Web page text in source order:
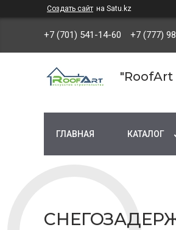
Создать сайт на Satu.kz
+7 (701) 541-14-60 +7 (777)
"RoofArt
ГЛАВНАЯ КАТАЛОГ